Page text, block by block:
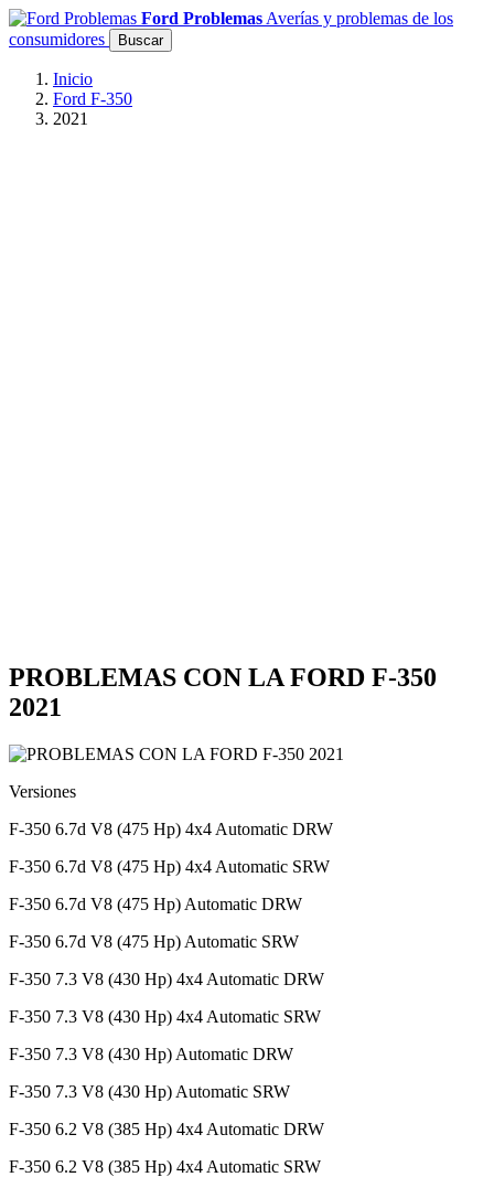
Ford Problemas Averías y problemas de los
consumidores
Buscar
Inicio
Ford F-350
2021
PROBLEMAS CON LA FORD F-350
2021
Versiones
F-350 6.7d V8 (475 Hp) 4x4 Automatic DRW
F-350 6.7d V8 (475 Hp) 4x4 Automatic SRW
F-350 6.7d V8 (475 Hp) Automatic DRW
F-350 6.7d V8 (475 Hp) Automatic SRW
F-350 7.3 V8 (430 Hp) 4x4 Automatic DRW
F-350 7.3 V8 (430 Hp) 4x4 Automatic SRW
F-350 7.3 V8 (430 Hp) Automatic DRW
F-350 7.3 V8 (430 Hp) Automatic SRW
F-350 6.2 V8 (385 Hp) 4x4 Automatic DRW
F-350 6.2 V8 (385 Hp) 4x4 Automatic SRW